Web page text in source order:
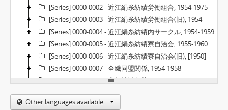
[Series] 0000-0002 - 近江絹糸紡績労働組合, 1954-1975
[Series] 0000-0003 - 近江絹糸紡績労働組合(旧), 1954
[Series] 0000-0004 - 近江絹糸紡績内サークル, 1954-1959
[Series] 0000-0005 - 近江絹糸紡績寮自治会, 1955-1960
[Series] 0000-0006 - 近江絹糸紡績寮自治会(旧), [1950]
[Series] 0000-0007 - 全繊同盟関係, 1954-1958
[Series] 0000-0008 - 彦根地域文芸サークル, 1953-1962
[Series] 0000-0010 - 近江絹糸関係辻著作物, 1955-1974
[Series] 0000-0011 - 彦根地域以外の労働組合, 1955-[1969]
Other languages available